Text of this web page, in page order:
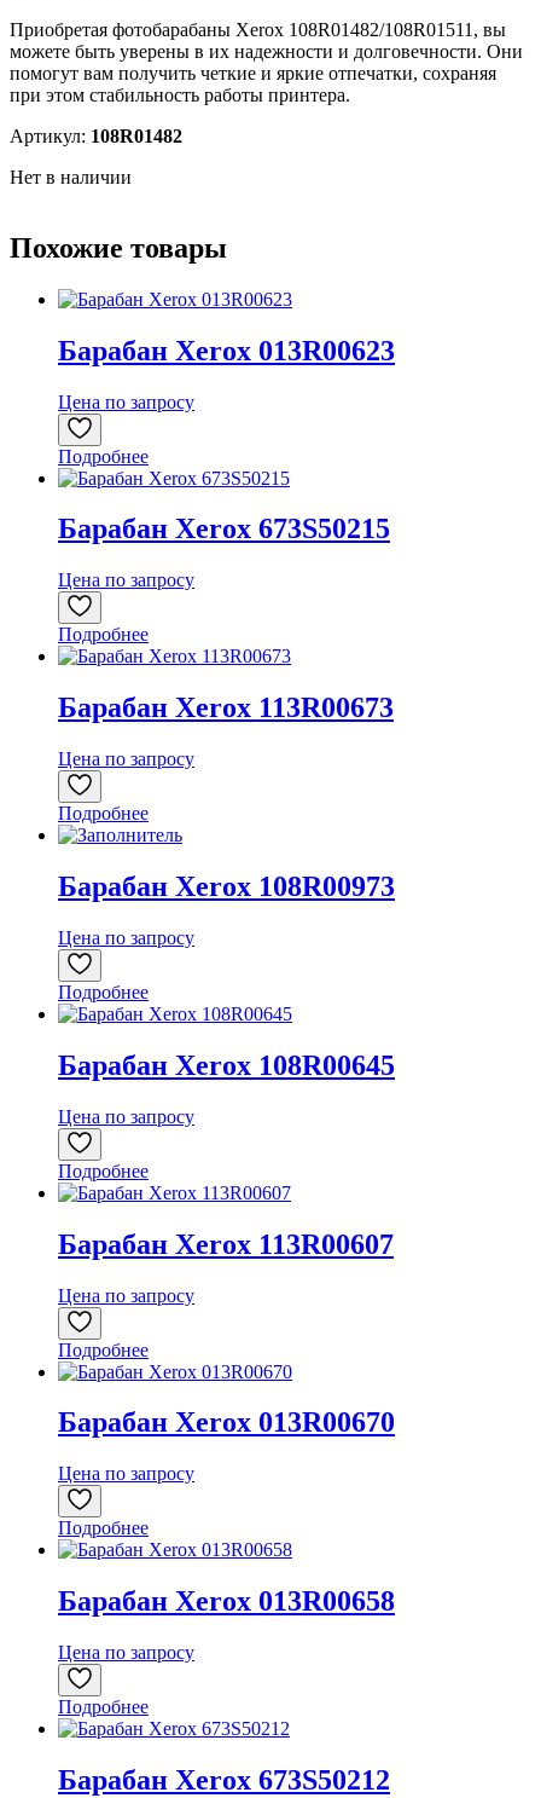
Приобретая фотобарабаны Xerox 108R01482/108R01511, вы
можете быть уверены в их надежности и долговечности. Они
помогут вам получить четкие и яркие отпечатки, сохраняя
при этом стабильность работы принтера.
Артикул: 108R01482
Нет в наличии
Похожие товары
Барабан Xerox 013R00623
Цена по запросу
Подробнее
Барабан Xerox 673S50215
Цена по запросу
Подробнее
Барабан Xerox 113R00673
Цена по запросу
Подробнее
Барабан Xerox 108R00973
Цена по запросу
Подробнее
Барабан Xerox 108R00645
Цена по запросу
Подробнее
Барабан Xerox 113R00607
Цена по запросу
Подробнее
Барабан Xerox 013R00670
Цена по запросу
Подробнее
Барабан Xerox 013R00658
Цена по запросу
Подробнее
Барабан Xerox 673S50212